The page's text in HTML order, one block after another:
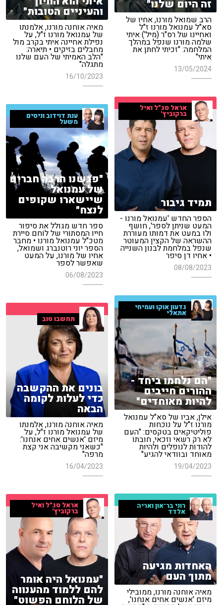
זה היום שלנו"
הרב שמואל מורנו, אחיו של
סא"ל עמנואל מורנו ז"ל
ואחיינו של רס"ר (מיל') איתי
שלמה מורנו שנפל במהלך
המלחמה: "זכיתי לחתן את
איתי"
13/05/2024
והעיניים הטובות"
מאיה אוחנה מורנו, אלמנתו
של עמנואל מורנו ז"ל, על
נפילת אחיינה איתי בקרב מול
מחבלים בזיקים • תיארה:
"הלב האמיתי של העם שלנו
מתגלה"
16/10/2023
אראל סג"ל ואיל
ברקוביץ'
תמיד גיבור
הספר החדש 'עמנואל מורנו -
המעט שניתן לספר', חושף
ולו במעט את דמותו מעוררת
ההשראה של הקצין המעוטר
שנפל במלחמת לבנון השנייה
• אחיו דן סיפר
08/08/2023
ענת דוידוב וניסים
משעל
"פגשנו הרבה חברים
של עמנואל
שיישארו שקופים
לנצח"
ספר חדש מגולל את סיפור
חייו המסתורי של לוחם סיירת
מטכ"ל עמנואל מורנו • מחבר
הספר יוני רוטנברג ושמואל,
אחיו של מורנו, על המעט
שאפשר לספר
06/08/2023
גדעון אוקו ועמיחי
אתאלי
"הם נלחמו ביחד -
ההורים חייבים
להיות מאוחדים"
אילן, אביו של סא"ל עמנואל
מורנו ז"ל על נוכחות
פוליטיקאים בטקסים: "העם
לא רק רשאי וזכאי, חובתו
להודות לנופלים ולהיות
מאוחד ובוודאי להגיע"
19/04/2023
תחשבו טוב
בונים את ההקשבה
כדי לעלות לקומה
הבאה
מאיה אוחנה מורנו, אלמנתו
של עמנואל מורנו ז"ל, על
מיזם 'אנשים אחים אנחנו':
"כשאני מקשיבה אני קצת
מרפה"
16/04/2023
רוני בר־און ואריה
אלדד
האחדות מגיעה
מתוך העם
מאיה אוחנה מורנו, ממובילי
מיזם 'אנשים אחים אנחנו',
אראל סג"ל ואיל
ברקוביץ'
"עמנואל היה אומר
להם ללמוד מהענווה
של הלוחם הפשוט"